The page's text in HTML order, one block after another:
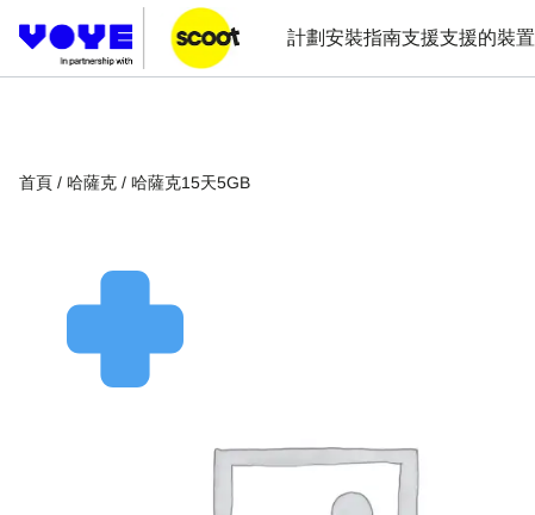
計劃安裝指南支援支援的裝置
首頁 / 哈薩克 / 哈薩克15天5GB